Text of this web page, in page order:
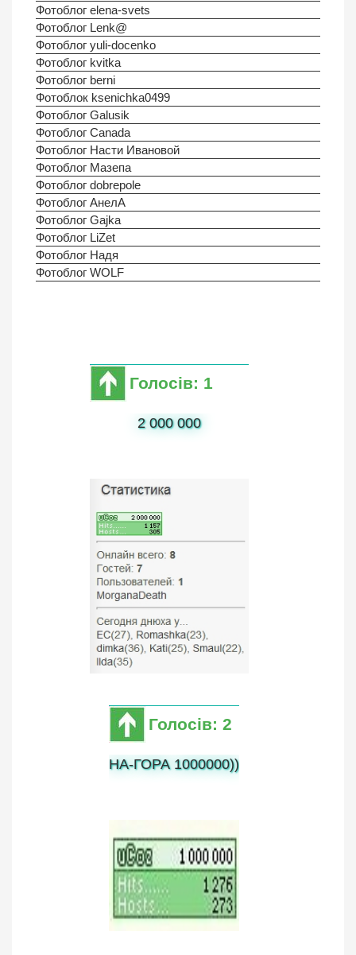
Фотоблог elena-svets
Фотоблог Lenk@
Фотоблог yuli-docenko
Фотоблог kvitka
Фотоблог berni
Фотоблок ksenichka0499
Фотоблог Galusik
Фотоблог Canada
Фотоблог Насти Ивановой
Фотоблог Мазепа
Фотоблог dobrepole
Фотоблог АнелА
Фотоблог Gajka
Фотоблог LiZet
Фотоблог Надя
Фотоблог WOLF
Голосів: 1
2 000 000
Голосів: 2
НА-ГОРА 1000000))